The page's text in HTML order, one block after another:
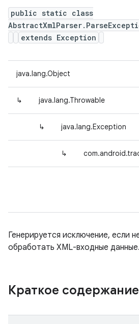
public static class
extends Exception
java.lang.Object
↳ java.lang.Throwable
↳ java.lang.Exception
↳
Генерируется исключение, если
обработать XML-входные данные.
Краткое содержание